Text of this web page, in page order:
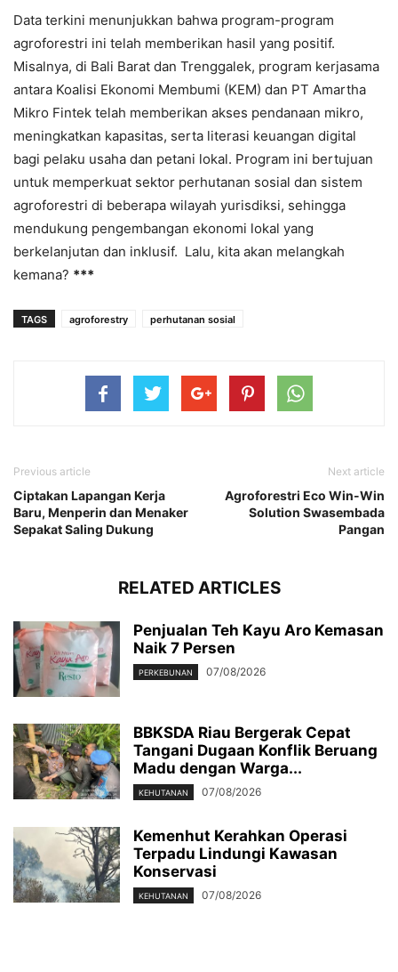
Data terkini menunjukkan bahwa program-program
agroforestri ini telah memberikan hasil yang positif.
Misalnya, di Bali Barat dan Trenggalek, program kerjasama
antara Koalisi Ekonomi Membumi (KEM) dan PT Amartha
Mikro Fintek telah memberikan akses pendanaan mikro,
meningkatkan kapasitas, serta literasi keuangan digital
bagi pelaku usaha dan petani lokal. Program ini bertujuan
untuk memperkuat sektor perhutanan sosial dan sistem
agroforestri di beberapa wilayah yurisdiksi, sehingga
mendukung pengembangan ekonomi lokal yang
berkelanjutan dan inklusif. Lalu, kita akan melangkah
kemana? ***
TAGS agroforestry perhutanan sosial
Previous article
Ciptakan Lapangan Kerja
Baru, Menperin dan Menaker
Sepakat Saling Dukung
Next article
Agroforestri Eco Win-Win
Solution Swasembada
Pangan
RELATED ARTICLES
Penjualan Teh Kayu Aro Kemasan
Naik 7 Persen
PERKEBUNAN 07/08/2026
BBKSDA Riau Bergerak Cepat
Tangani Dugaan Konflik Beruang
Madu dengan Warga...
KEHUTANAN 07/08/2026
Kemenhut Kerahkan Operasi
Terpadu Lindungi Kawasan
Konservasi
KEHUTANAN 07/08/2026